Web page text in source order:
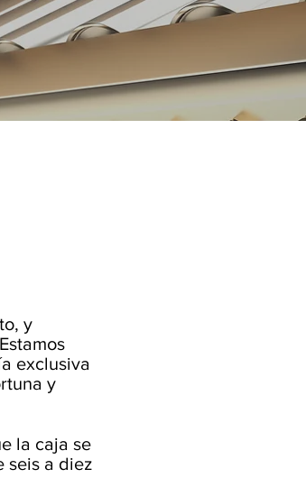
y
exclusiva
y
la caja se
seis a diez